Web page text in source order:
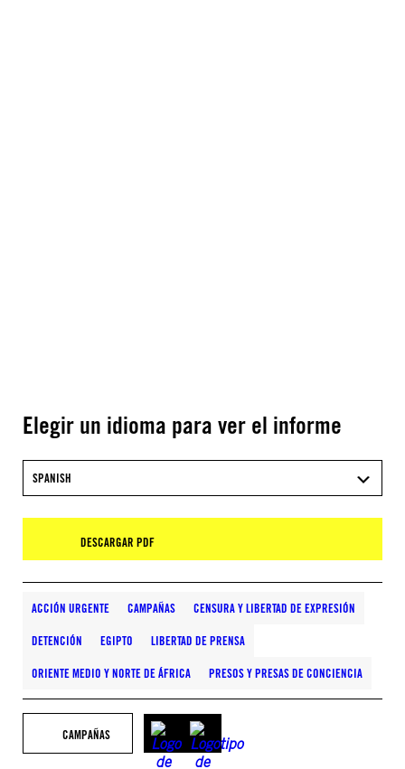
Elegir un idioma para ver el informe
SPANISH
DESCARGAR PDF
ACCIÓN URGENTE CAMPAÑAS CENSURA Y LIBERTAD DE EXPRESIÓN
DETENCIÓN EGIPTO LIBERTAD DE PRENSA
ORIENTE MEDIO Y NORTE DE ÁFRICA PRESOS Y PRESAS DE CONCIENCIA
CAMPAÑAS